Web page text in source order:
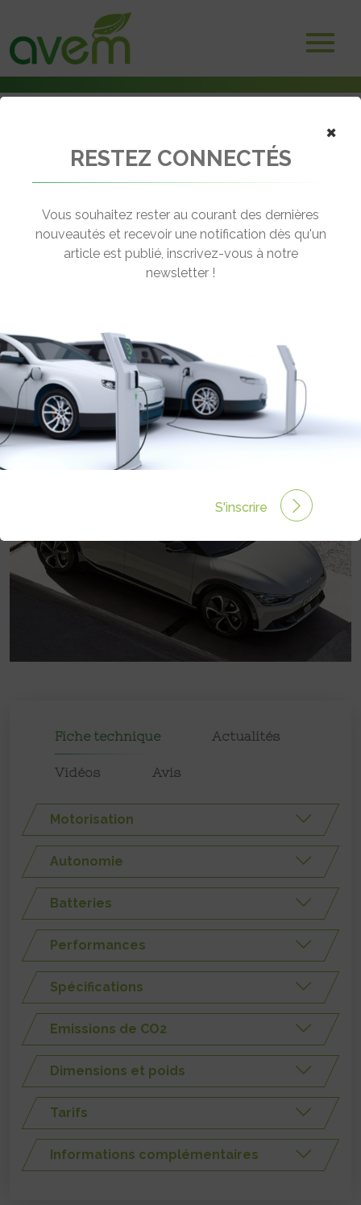
Voitures électriques
KIA EV6 – 77,4 KWH – PROPULSION
[wppr_avg_rating id="42205"]
Autonomie :510 km
Prix :47990€
Fiche technique Actualités
Vidéos Avis
Motorisation
Autonomie
Batteries
Performances
Spécifications
Emissions de CO2
Dimensions et poids
Tarifs
Informations complémentaires
×
RESTEZ CONNECTÉS
Vous souhaitez rester au courant des dernières
nouveautés et recevoir une notification dès qu'un
article est publié, inscrivez-vous à notre
newsletter !
S'inscrire